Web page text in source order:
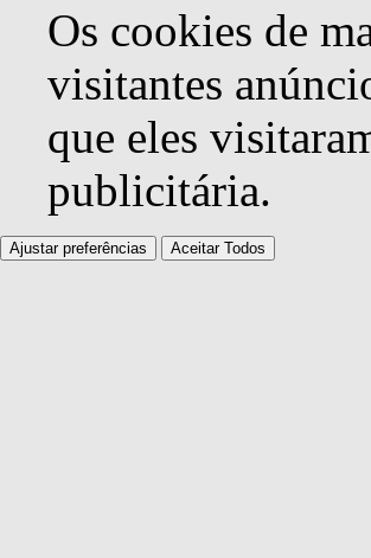
Os cookies de
visitantes
que eles
publicitária.
Ajustar preferências Aceitar Todos